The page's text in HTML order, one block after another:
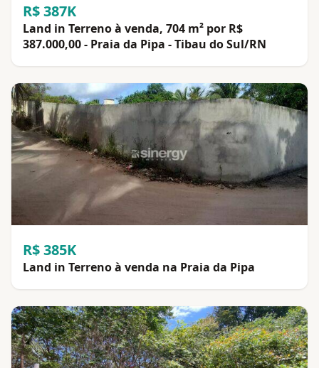
R$ 387K
Land in Terreno à venda, 704 m² por R$
387.000,00 - Praia da Pipa - Tibau do Sul/RN
R$ 385K
Land in Terreno à venda na Praia da Pipa